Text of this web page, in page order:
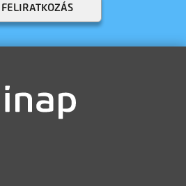
FELIRATKOZÁS